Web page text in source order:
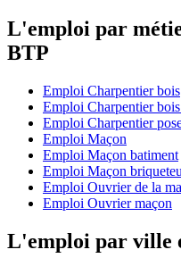
L'emploi par
BTP
Emploi Charpentier bois
Emploi Charpentier
Emploi Charpentier
Emploi Maçon
Emploi Maçon batiment
Emploi Maçon
Emploi Ouvrier de la
Emploi Ouvrier maçon
L'emploi par ville